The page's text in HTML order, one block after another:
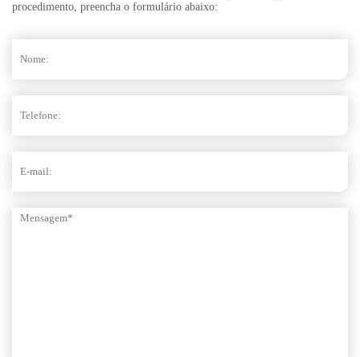
procedimento, preencha o formulário abaixo: